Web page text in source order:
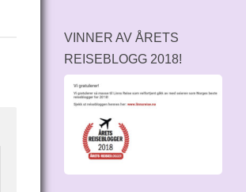
VINNER AV ÅRETS
REISEBLOGG 2018!